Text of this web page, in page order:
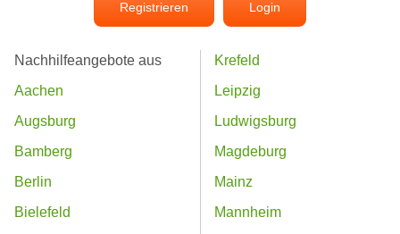
Registrieren Login
Nachhilfeangebote aus
Aachen
Augsburg
Bamberg
Berlin
Bielefeld
Krefeld
Leipzig
Ludwigsburg
Magdeburg
Mainz
Mannheim